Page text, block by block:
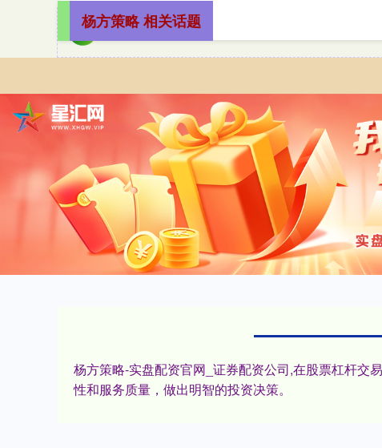
杨方策略-实盘配资官网_证券配资公司,在股票杠杆交
性和服务质量，做出明智的投资决策。
杨方策略 相关话题